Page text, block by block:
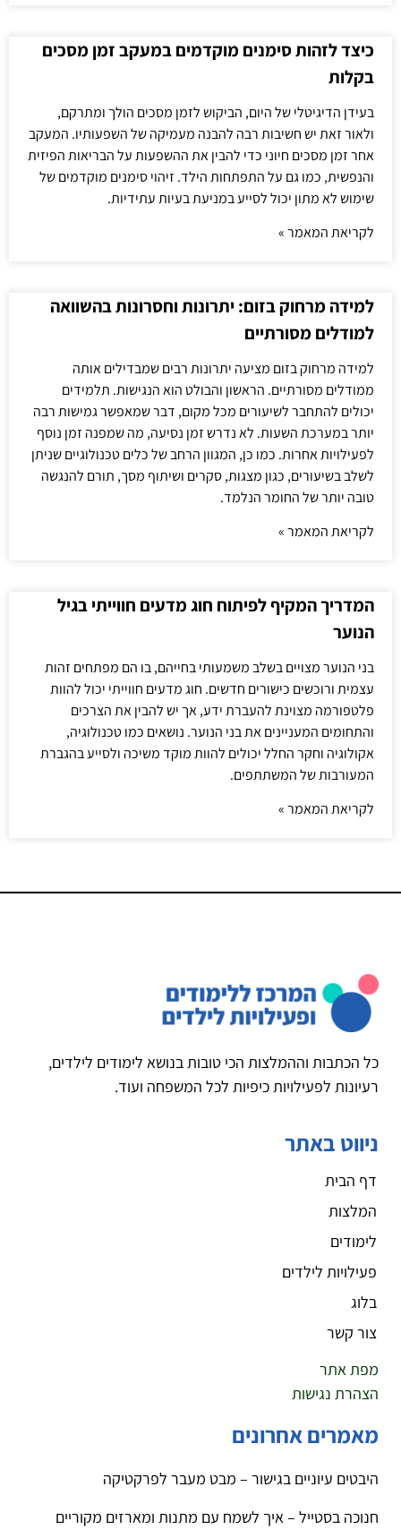
כיצד לזהות סימנים מוקדמים במעקב זמן מסכים
בקלות
בעידן הדיגיטלי של היום, הביקוש לזמן מסכים הולך ומתרקם,
ולאור זאת יש חשיבות רבה להבנה מעמיקה של השפעותיו. המעקב
אחר זמן מסכים חיוני כדי להבין את ההשפעות על הבריאות הפיזית
והנפשית, כמו גם על התפתחות הילד. זיהוי סימנים מוקדמים של
שימוש לא מתון יכול לסייע במניעת בעיות עתידיות.
לקריאת המאמר »
למידה מרחוק בזום: יתרונות וחסרונות בהשוואה
למודלים מסורתיים
למידה מרחוק בזום מציעה יתרונות רבים שמבדילים אותה
ממודלים מסורתיים. הראשון והבולט הוא הנגישות. תלמידים
יכולים להתחבר לשיעורים מכל מקום, דבר שמאפשר גמישות רבה
יותר במערכת השעות. לא נדרש זמן נסיעה, מה שמפנה זמן נוסף
לפעילויות אחרות. כמו כן, המגוון הרחב של כלים טכנולוגיים שניתן
לשלב בשיעורים, כגון מצגות, סקרים ושיתוף מסך, תורם להנגשה
טובה יותר של החומר הנלמד.
לקריאת המאמר »
המדריך המקיף לפיתוח חוג מדעים חווייתי בגיל
הנוער
בני הנוער מצויים בשלב משמעותי בחייהם, בו הם מפתחים זהות
עצמית ורוכשים כישורים חדשים. חוג מדעים חווייתי יכול להוות
פלטפורמה מצוינת להעברת ידע, אך יש להבין את הצרכים
והתחומים המעניינים את בני הנוער. נושאים כמו טכנולוגיה,
אקולוגיה וחקר החלל יכולים להוות מוקד משיכה ולסייע בהגברת
המעורבות של המשתתפים.
לקריאת המאמר »
כל הכתבות וההמלצות הכי טובות בנושא לימודים לילדים,
רעיונות לפעילויות כיפיות לכל המשפחה ועוד.
ניווט באתר
דף הבית
המלצות
לימודים
פעילויות לילדים
בלוג
צור קשר
מפת אתר
הצהרת נגישות
מאמרים אחרונים
היבטים עיוניים בגישור – מבט מעבר לפרקטיקה
חנוכה בסטייל – איך לשמח עם מתנות ומארזים מקוריים